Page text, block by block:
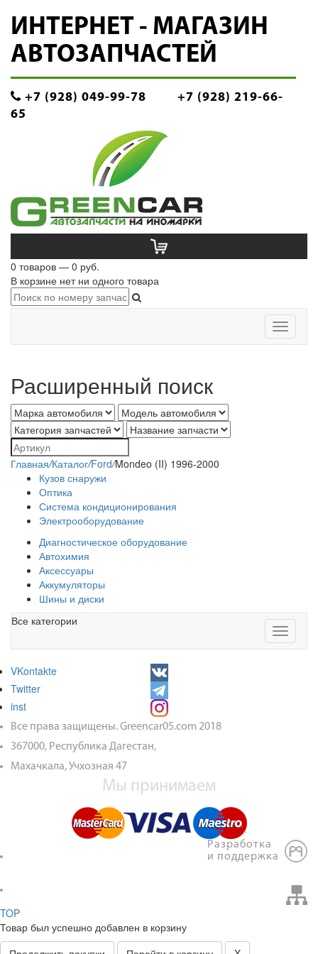
ИНТЕРНЕТ - МАГАЗИН
АВТОЗАПЧАСТЕЙ
+7 (928) 049-99-78
+7 (928) 219-66-
65
0 товаров — 0 руб.
В корзине нет ни одного товара
Toggle
Расширенный поиск
Главная/Каталог/Ford/Mondeo (II) 1996-2000
Кузов снаружи
Оптика
Система кондиционирования
Электрооборудование
Диагностическое оборудование
Автохимия
Аксессуары
Аккумуляторы
Шины и диски
Toggle
Все категории
VKontakte
Twitter
inst
Все права защищены. Greencar05.com 2018
367000, Республика Дагестан,
Махачкала, Учхозная 47
Мы принимаем
Разработка
и поддержка
TOP
Товар был успешно добавлен в корзину